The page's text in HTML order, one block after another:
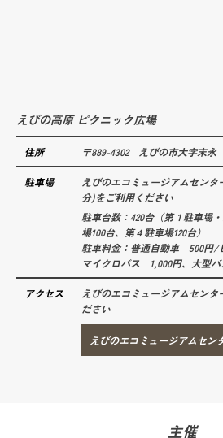
えびの高原 ピクニック広場
住所 〒889-4302 えびの市大字末永
駐車場
えびのエコミュージアムセン
分)をご利用ください
駐車台数：420台（第１駐車場
場100台、第４駐車場120台）
駐車料金：普通自動車 500
マイクロバス 1,000円、大型
アクセス
えびのエコミュージアムセンタ
ださい
えびのエコミュージアムセン
主催